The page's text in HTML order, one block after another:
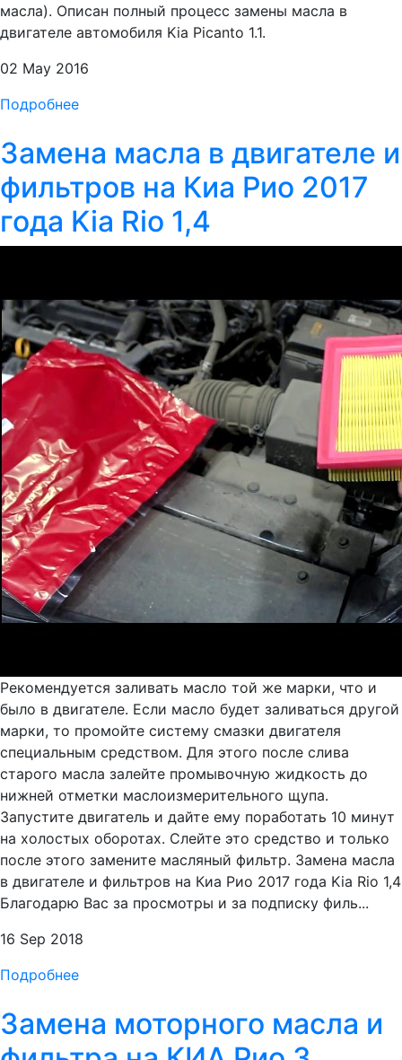
масла). Описан полный процесс замены масла в
двигателе автомобиля Kia Picanto 1.1.
02 May 2016
Подробнее
Замена масла в двигателе и
фильтров на Киа Рио 2017
года Kia Rio 1,4
Рекомендуется заливать масло той же марки, что и
было в двигателе. Если масло будет заливаться другой
марки, то промойте систему смазки двигателя
специальным средством. Для этого после слива
старого масла залейте промывочную жидкость до
нижней отметки маслоизмерительного щупа.
Запустите двигатель и дайте ему поработать 10 минут
на холостых оборотах. Слейте это средство и только
после этого замените масляный фильтр. Замена масла
в двигателе и фильтров на Киа Рио 2017 года Kia Rio 1,4
Благодарю Вас за просмотры и за подписку филь...
16 Sep 2018
Подробнее
Замена моторного масла и